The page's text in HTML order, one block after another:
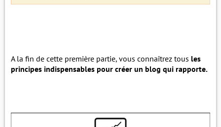
A la fin de cette première partie, vous connaîtrez tous les
principes indispensables pour créer un blog qui rapporte.